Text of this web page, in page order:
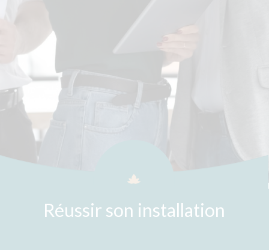
Réussir son installation